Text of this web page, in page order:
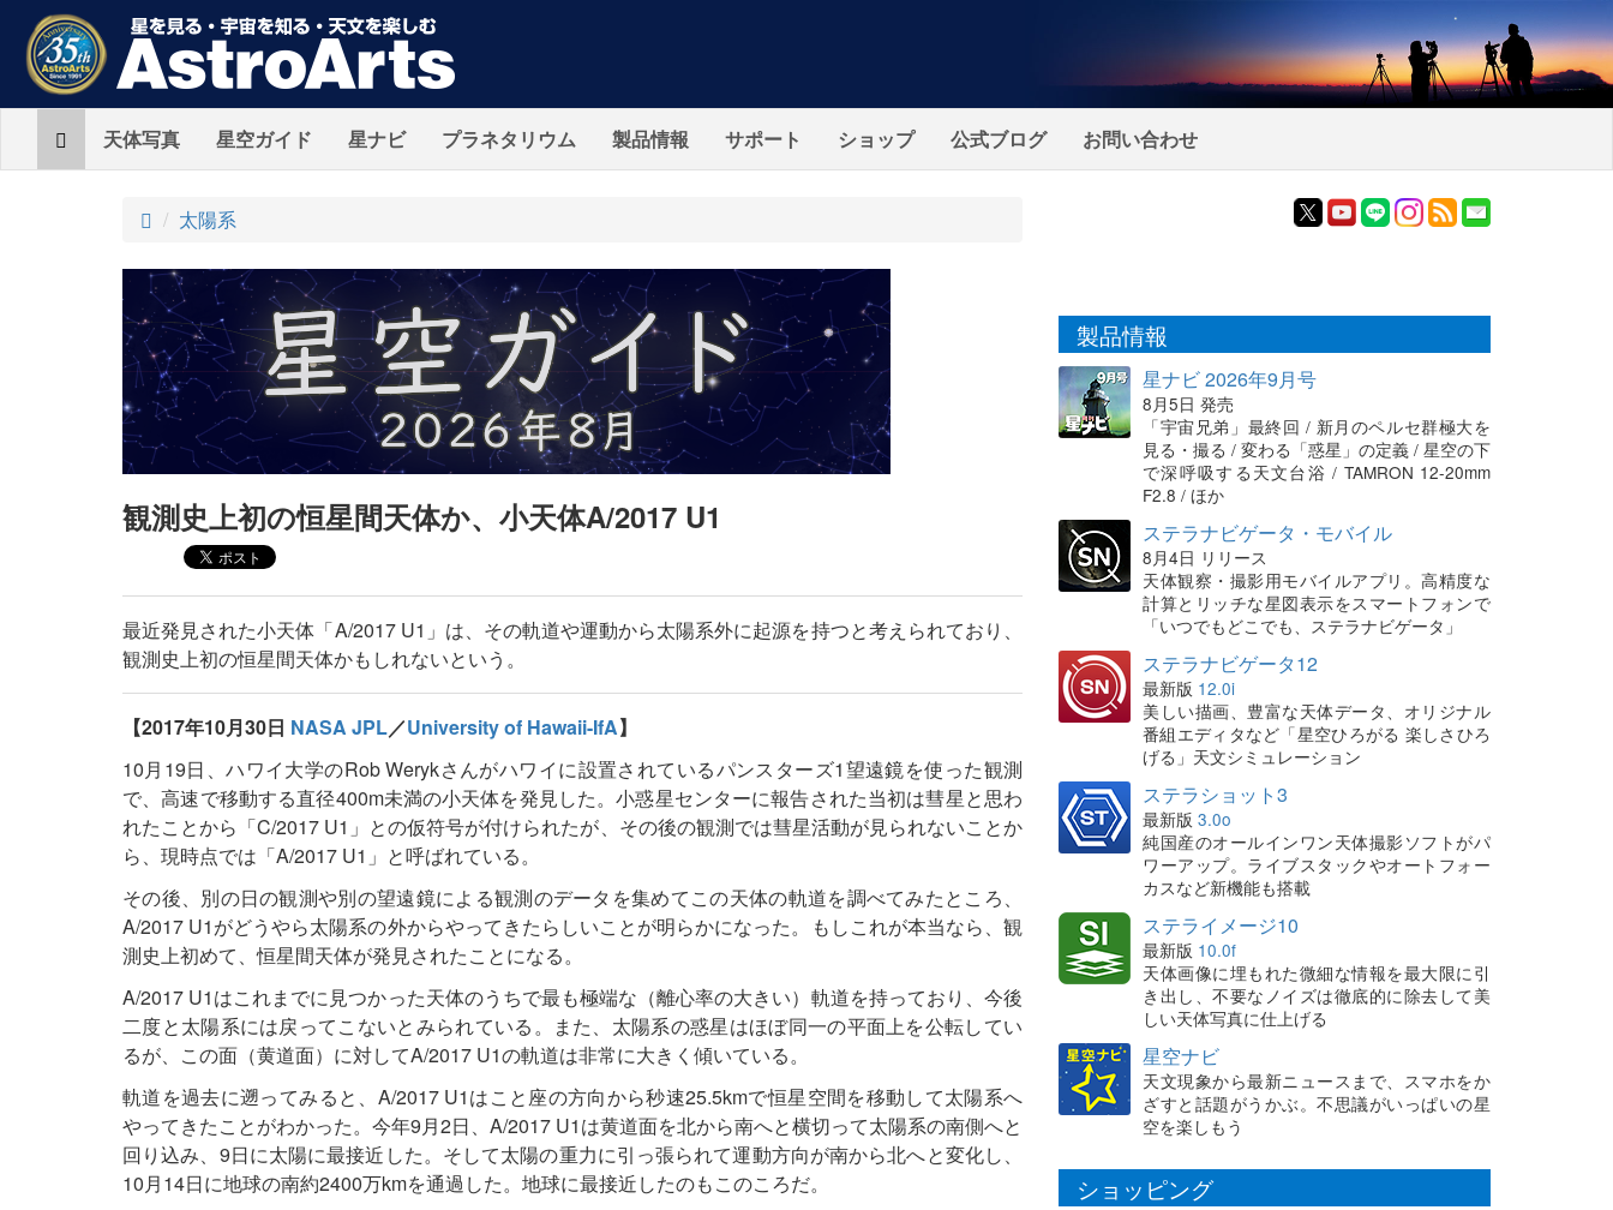
Home天体写真 星空ガイド 星ナビ プラネタリウム 製品情報 サポート ショップ 公式ブログ お問い合わせ
ト
プ
太陽系
観測史上初の恒星間天体か、小天体A/2017 U1
最近発見された小天体「A/2017 U1」は、その軌道や運動から太陽系外に起源を持つと考えられており、
観測史上初の恒星間天体かもしれないという。
【2017年10月30日 NASA JPL／University of Hawaii-IfA】
10月19日、ハワイ大学のRob Werykさんがハワイに設置されているパンスターズ1望遠鏡を使った観測
で、高速で移動する直径400m未満の小天体を発見した。小惑星センターに報告された当初は彗星と思わ
れたことから「C/2017 U1」との仮符号が付けられたが、その後の観測では彗星活動が見られないことか
ら、現時点では「A/2017 U1」と呼ばれている。
その後、別の日の観測や別の望遠鏡による観測のデータを集めてこの天体の軌道を調べてみたところ、
A/2017 U1がどうやら太陽系の外からやってきたらしいことが明らかになった。もしこれが本当なら、観
測史上初めて、恒星間天体が発見されたことになる。
A/2017 U1はこれまでに見つかった天体のうちで最も極端な（離心率の大きい）軌道を持っており、今後
二度と太陽系には戻ってこないとみられている。また、太陽系の惑星はほぼ同一の平面上を公転してい
るが、この面（黄道面）に対してA/2017 U1の軌道は非常に大きく傾いている。
軌道を過去に遡ってみると、A/2017 U1はこと座の方向から秒速25.5kmで恒星空間を移動して太陽系へ
やってきたことがわかった。今年9月2日、A/2017 U1は黄道面を北から南へと横切って太陽系の南側へと
回り込み、9日に太陽に最接近した。そして太陽の重力に引っ張られて運動方向が南から北へと変化し、
10月14日に地球の南約2400万kmを通過した。地球に最接近したのもこのころだ。
製品情報
星ナビ 2026年9月号
8月5日 発売
「宇宙兄弟」最終回 / 新月のペルセ群極大を
見る・撮る / 変わる「惑星」の定義 / 星空の下
で深呼吸する天文台浴 / TAMRON 12-20mm
F2.8 / ほか
ステラナビゲータ・モバイル
8月4日 リリース
天体観察・撮影用モバイルアプリ。高精度な
計算とリッチな星図表示をスマートフォンで
「いつでもどこでも、ステラナビゲータ」
ステラナビゲータ12
最新版 12.0i
美しい描画、豊富な天体データ、オリジナル
番組エディタなど「星空ひろがる 楽しさひろ
げる」天文シミュレーション
ステラショット3
最新版 3.0o
純国産のオールインワン天体撮影ソフトがパ
ワーアップ。ライブスタックやオートフォー
カスなど新機能も搭載
ステライメージ10
最新版 10.0f
天体画像に埋もれた微細な情報を最大限に引
き出し、不要なノイズは徹底的に除去して美
しい天体写真に仕上げる
星空ナビ
天文現象から最新ニュースまで、スマホをか
ざすと話題がうかぶ。不思議がいっぱいの星
空を楽しもう
ショッピング